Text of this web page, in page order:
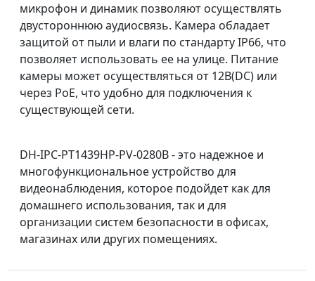
микрофон и динамик позволяют осуществлять
двустороннюю аудиосвязь. Камера обладает
защитой от пыли и влаги по стандарту IP66, что
позволяет использовать ее на улице. Питание
камеры может осуществляться от 12В(DC) или
через PoE, что удобно для подключения к
существующей сети.
DH-IPC-PT1439HP-PV-0280B - это надежное и
многофункциональное устройство для
видеонаблюдения, которое подойдет как для
домашнего использования, так и для
организации систем безопасности в офисах,
магазинах или других помещениях.